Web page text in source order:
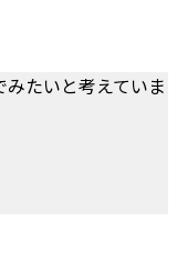
たいと考えていま